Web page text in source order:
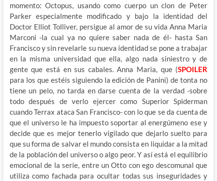
momento: Octopus, usando como cuerpo un clon de Peter
Parker especialmente modificado y bajo la identidad del
Doctor Elliot Tolliver, persigue al amor de su vida Anna Maria
Marconi -la cual ya no quiere saber nada de él- hasta San
Francisco y sin revelarle su nueva identidad se pone a trabajar
en la misma universidad que ella, algo nada siniestro y de
gente que está en sus cabales. Anna Maria, que (SPOILER
para los que estéis siguiendo la edición de Panini) de tonta no
tiene un pelo, no tarda en darse cuenta de la verdad -sobre
todo después de verlo ejercer como Superior Spiderman
cuando Terrax ataca San Francisco- con lo que se da cuenta de
que el universo le ha impuesto soportar al energúmeno ese y
decide que es mejor tenerlo vigilado que dejarlo suelto para
que su forma de salvar el mundo consista en liquidar a la mitad
de la población del universo o algo peor. Y así está el equilibrio
emocional de la serie, entre un Otto con ego descomunal que
utiliza como fachada para ocultar todas sus inseguridades y